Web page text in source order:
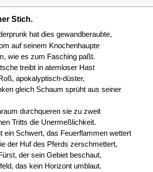
Stich.
hat dies gewandberaubte,
auf seinem Knochenhaupte
wie es zum Fasching paßt.
treibt in atemloser Hast
apokalyptisch-düster,
gleich Schaum sprüht aus seiner
durchqueren sie zu zweit
Tritts die Unermeßlichkeit.
ein Schwert, das Feuerflammen wettert
der Huf des Pferds zerschmettert,
der sein Gebiet beschaut,
das kein Horizont umblaut.